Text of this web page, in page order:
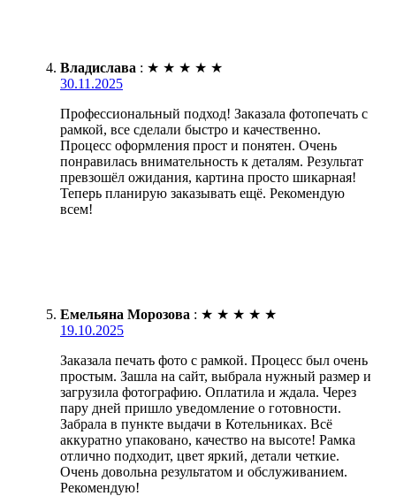
Владислава : ★ ★ ★ ★ ★
30.11.2025
Профессиональный подход! Заказала фотопечать с
рамкой, все сделали быстро и качественно.
Процесс оформления прост и понятен. Очень
понравилась внимательность к деталям. Результат
превзошёл ожидания, картина просто шикарная!
Теперь планирую заказывать ещё. Рекомендую
всем!
Емельяна Морозова : ★ ★ ★ ★ ★
19.10.2025
Заказала печать фото с рамкой. Процесс был очень
простым. Зашла на сайт, выбрала нужный размер и
загрузила фотографию. Оплатила и ждала. Через
пару дней пришло уведомление о готовности.
Забрала в пункте выдачи в Котельниках. Всё
аккуратно упаковано, качество на высоте! Рамка
отлично подходит, цвет яркий, детали четкие.
Очень довольна результатом и обслуживанием.
Рекомендую!